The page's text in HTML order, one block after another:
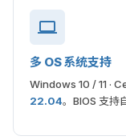
多 OS 系统支持
Windows 10 / 11 ·
22.04。BIOS 支持